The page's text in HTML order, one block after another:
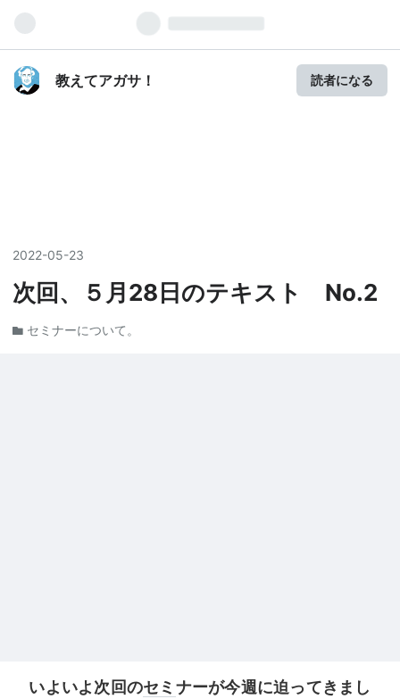
教えてアガサ！ 読者になる
2022-05-23
次回、５月28日のテキスト No.2
セミナーについて。
いよいよ次回のセミ ナーが今週に迫ってきまし